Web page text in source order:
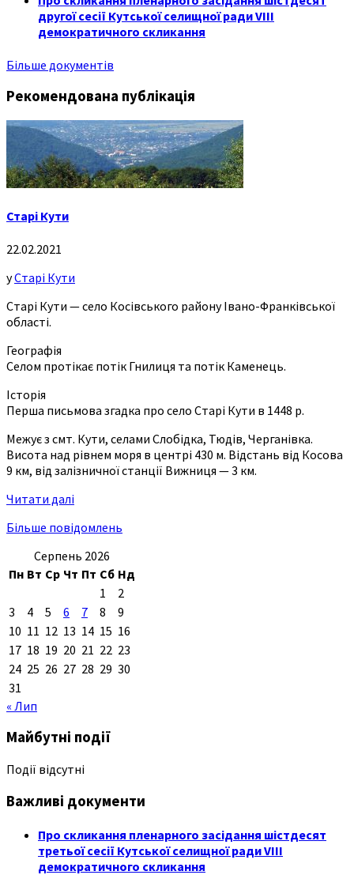
другої сесії Кутської селищної ради VIII
демократичного скликання
Більше документів
Рекомендована публікація
Старі Кути
22.02.2021
уСтарі Кути
Старі Кути — село Косівського району Івано-Франківської
області.
Географія
Селом протікає потік Гнилиця та потік Каменець.
Історія
Перша письмова згадка про село Старі Кути в 1448 р.
Межує з смт. Кути, селами Слобідка, Тюдів, Черганівка.
Висота над рівнем моря в центрі 430 м. Відстань від Косова
9 км, від залізничної станції Вижниця — 3 км.
Читати далі
Більше повідомлень
Серпень 2026
Пн Вт Ср Чт Пт Сб Нд
1
2
3
4 5 6 7 8
9
10 11 12 13 14 15 16
17 18 19 20 21 22 23
24 25 26 27 28 29 30
31
« Лип
Майбутні події
Події відсутні
Важливі документи
Про скликання пленарного засідання шістдесят
третьої сесії Кутської селищної ради VIII
демократичного скликання